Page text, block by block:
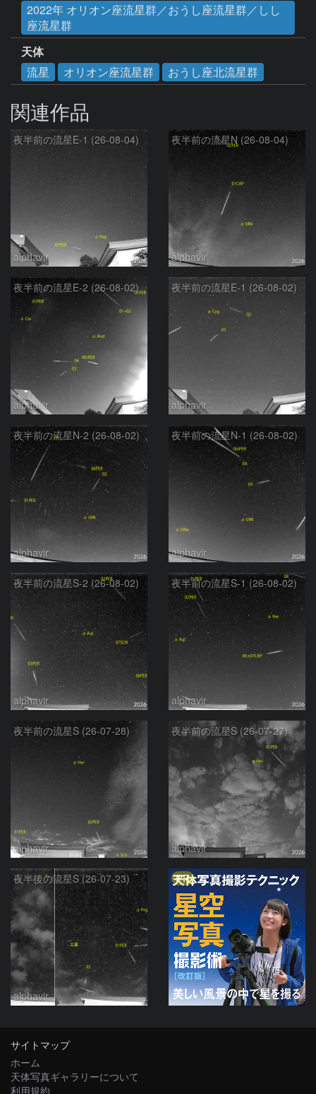
2022年 オリオン座流星群／おうし座流星群／しし
座流星群
天体
流星
オリオン座流星群 おうし座北流星群
関連作品
夜半前の流星E-1 (26-08-04)
alphavir
夜半前の流星N (26-08-04)
alphavir
夜半前の流星E-2 (26-08-02)
alphavir
夜半前の流星E-1 (26-08-02)
alphavir
夜半前の流星N-2 (26-08-02)
alphavir
夜半前の流星N-1 (26-08-02)
alphavir
夜半前の流星S-2 (26-08-02)
alphavir
夜半前の流星S-1 (26-08-02)
alphavir
夜半前の流星S (26-07-28)
alphavir
夜半前の流星S (26-07-27)
alphavir
夜半後の流星S (26-07-23)
alphavir
PR
サイトマップ
ホーム
天体写真ギャラリーについて
利用規約